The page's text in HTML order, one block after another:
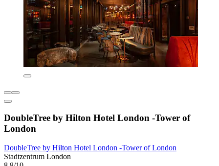
DoubleTree by Hilton Hotel London -Tower of
London
DoubleTree by Hilton Hotel London -Tower of London
Stadtzentrum London